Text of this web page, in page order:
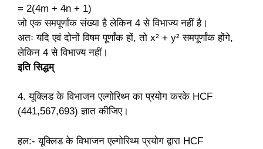
= 2(4m + 4n + 1)
जो एक समपूर्णांक संख्या है लेकिन 4 से विभाज्य नहीं है।
अतः यदि एवं दोनों विषम पूर्णांक हों, तो x² + y² समपूर्णांक होंगे,
लेकिन 4 से विभाज्य नहीं।
इति सिद्धम्
4. यूक्लिड के विभाजन एल्गोरिथ्म का प्रयोग करके HCF
(441,567,693) ज्ञात कीजिए।
हल:- यूक्लिड के विभाजन एल्गोरिथ्म प्रयोग द्वारा HCF